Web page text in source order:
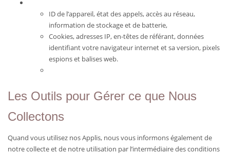
ID de l’appareil, état des appels, accès au réseau,
information de stockage et de batterie,
Cookies, adresses IP, en-têtes de référant, données
identifiant votre navigateur internet et sa version, pixels
espions et balises web.
Les Outils pour Gérer ce que Nous
Collectons
Quand vous utilisez nos Applis, nous vous informons également de
notre collecte et de notre utilisation par l’intermédiaire des conditions